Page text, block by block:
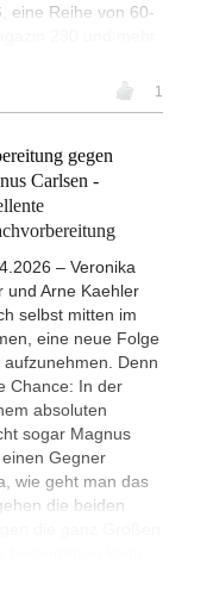
eine Reihe von 60-
1
gegen
Carlsen -
– Veronika
und Arne Kaehler
selbst mitten im
eine neue Folge
Denn
Chance: In der
absoluten
sogar Magnus
Gegner
wie geht man das
die beiden